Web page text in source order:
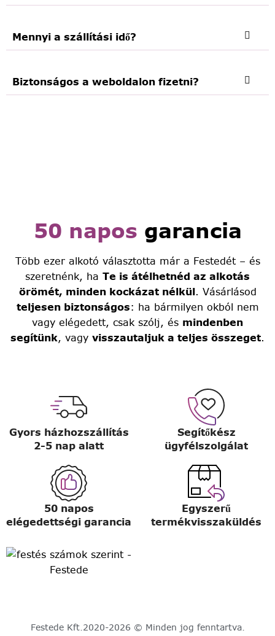
Mennyi a szállítási idő?
Biztonságos a weboldalon fizetni?
50 napos garancia
Több ezer alkotó választotta már a Festedét – és
szeretnénk, ha Te is átélhetnéd az alkotás
örömét, minden kockázat nélkül. Vásárlásod
teljesen biztonságos: ha bármilyen okból nem
vagy elégedett, csak szólj, és mindenben
segítünk, vagy visszautaljuk a teljes összeget.
Gyors házhozszállítás
2-5 nap alatt
Segítőkész
ügyfélszolgálat
50 napos
elégedettségi garancia
Egyszerű
termékvisszaküldés
Festede Kft.2020-2026 © Minden jog fenntartva.